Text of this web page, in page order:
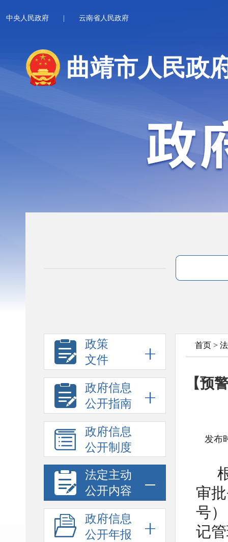
中央人民政府 云南省人民政府
曲靖市人民政
政策
文件
政府信息
公开指南
政府信息
公开制度
法定主动
公开内容
政府信息
公开年报
首页 >
【预
发布
审
号
记